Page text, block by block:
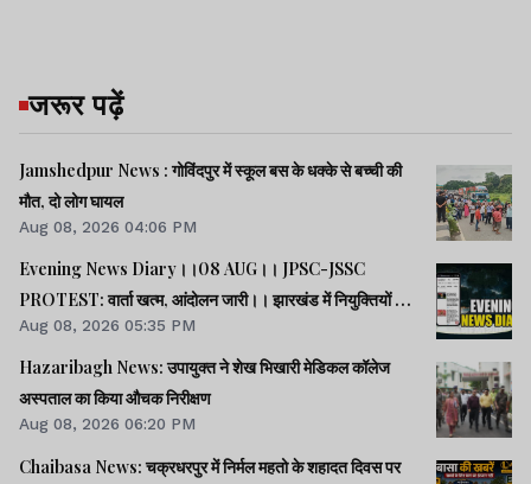
जरूर पढ़ें
Jamshedpur News : गोविंदपुर में स्कूल बस के धक्के से बच्ची की
मौत, दो लोग घायल
Aug 08, 2026 04:06 PM
Evening News Diary।।08 AUG।। JPSC-JSSC
PROTEST: वार्ता खत्म, आंदोलन जारी।। झारखंड में नियुक्तियों में
भ्रष्टाचार-01: विधानसभा से हुई शुरूआत।। महिला आरक्षण कानून
लागू में देर क्यों -राहुल।। समेत अन्य खबरें व वीडियो।।
Aug 08, 2026 05:35 PM
Hazaribagh News: उपायुक्त ने शेख भिखारी मेडिकल कॉलेज
अस्पताल का किया औचक निरीक्षण
Aug 08, 2026 06:20 PM
Chaibasa News: चक्रधरपुर में निर्मल महतो के शहादत दिवस पर